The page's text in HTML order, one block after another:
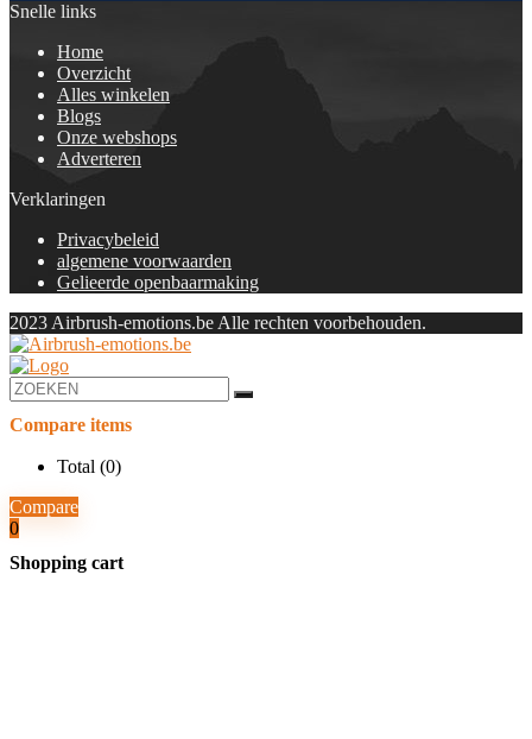
Snelle links
Home
Overzicht
Alles winkelen
Blogs
Onze webshops
Adverteren
Verklaringen
Privacybeleid
algemene voorwaarden
Gelieerde openbaarmaking
2023 Airbrush-emotions.be Alle rechten voorbehouden.
Compare items
Total (0)
Compare
0
Shopping cart